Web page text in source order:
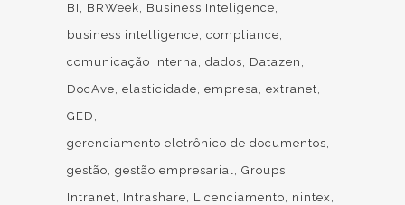
BI
BRWeek
Business Inteligence
business intelligence compliance
comunicação interna dados
Datazen
DocAve elasticidade empresa extranet
GED
gerenciamento eletrônico de documentos
gestão gestão empresarial Groups
Intranet
Intrashare Licenciamento
nintex